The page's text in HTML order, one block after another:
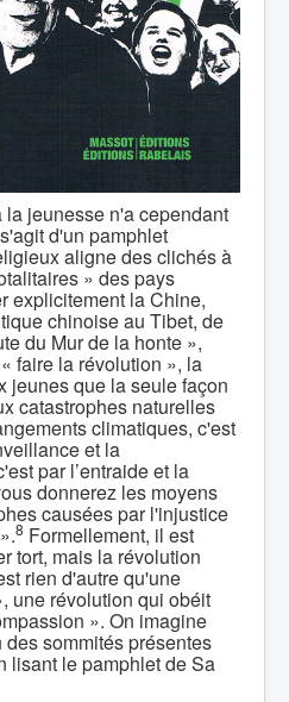
jeunesse n'a cependant
d'un pamphlet
aligne des clichés à
» des pays
explicitement la Chine,
chinoise au Tibet, de
du Mur de la honte »,
faire la révolution », la
jeunes que la seule façon
catastrophes naturelles
climatiques, c'est
et la
par l’entraide et la
donnerez les moyens
causées par l'injustice
8 Formellement, il est
tort, mais la révolution
rien d'autre qu'une
une révolution qui obéit
». On imagine
sommités présentes
lisant le pamphlet de Sa